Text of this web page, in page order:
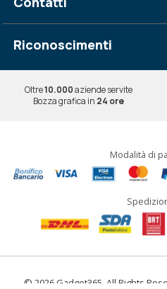
Riconoscimenti
Oltre10.000aziende servite
Bozza grafica in 24 ore
Modalità di
© 2026 Gadget365. All Rights